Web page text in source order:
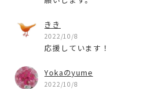
きき
2022/10/8
応援しています！
Yokaのyume
2022/10/8